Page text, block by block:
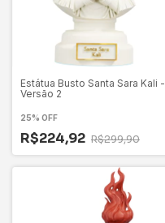
Estátua Busto Santa Sara Kali -
Versão 2
25% OFF
R$224,92 R$299,90